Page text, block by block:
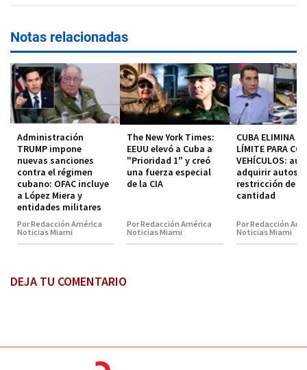
Notas relacionadas
Administración
TRUMP impone
nuevas sanciones
contra el régimen
cubano: OFAC incluye
a López Miera y
entidades militares
Por Redacción América
Noticias Miami
The New York Times:
EEUU elevó a Cuba a
"Prioridad 1" y creó
una fuerza especial
de la CIA
Por Redacción América
Noticias Miami
CUBA ELIMINA EL
LÍMITE PARA
VEHÍCULOS:
adquirir autos
restricción de
cantidad
Por Redacción
Noticias Miami
DEJA TU COMENTARIO